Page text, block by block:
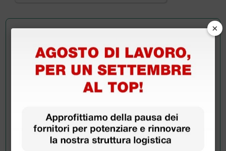
Hai ancora qualche dubbio? Vuoi ulteriori
informazioni?
×